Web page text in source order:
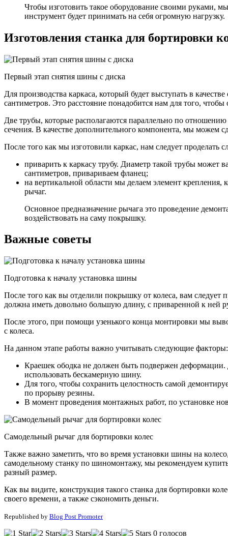
Чтобы изготовить такое оборудование своими руками,
инструмент будет принимать на себя огромную нагрузку.
Изготовления станка для бортировки
Первый этап снятия шины с диска
Для производства каркаса, который будет выступать в
сантиметров. Это расстояние понадобится нам для того,
Две трубы, которые располагаются параллельно по
сечения. В качестве дополнительного компонента, мы можем
После того как мы изготовили каркас, нам следует проделать
приварить к каркасу трубу. Диаметр такой трубы может
сантиметров, привариваем фланец;
на вертикальной области мы делаем элемент
рычаг.
Основное предназначение рычага это проведение
воздействовать на саму покрышку.
Важные советы
Подготовка к началу установка шины
После того как вы отделили покрышку от колеса, вам
должна иметь довольно большую длину, с приваренной к ней
После этого, при помощи узенького конца монтировки мы
с колеса.
На данном этапе работы важно учитывать следующие факторы:
Краешек ободка не должен быть подвержен деформации.
использовать бескамерную шину.
Для того, чтобы сохранить целостность самой
по прорыву резины.
В момент проведения монтажных работ, по установке
Самодельный рычаг для бортировки колес
Также важно заметить, что во время установки шины на
самодельному станку по шиномонтажу, мы рекомендуем
разный размер.
Как вы видите, конструкция такого станка для бортировки
своего времени, а также сэкономить деньги.
Republished by Blog Post Promoter
0 голосов